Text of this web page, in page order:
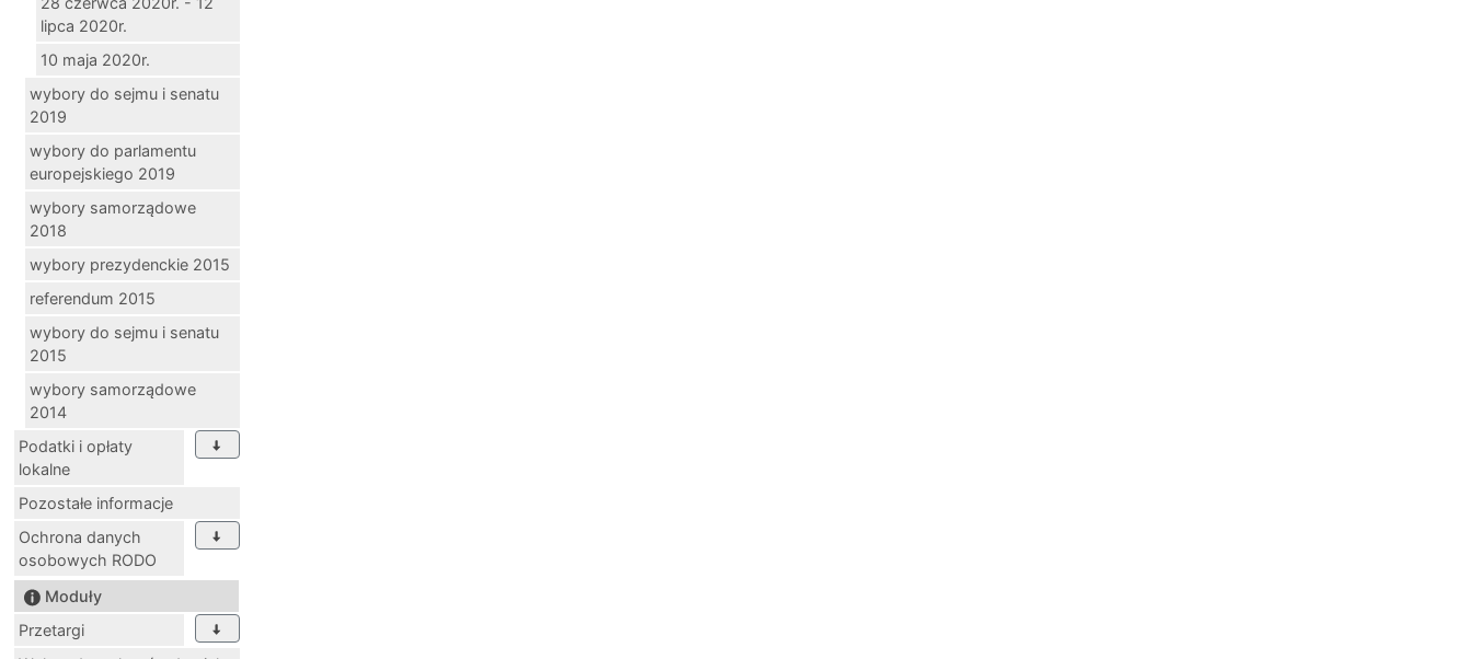
lipca 2020r.
10 maja 2020r.
wybory do sejmu i senatu
2019
wybory do parlamentu
europejskiego 2019
wybory samorządowe
2018
wybory prezydenckie 2015
referendum 2015
wybory do sejmu i senatu
2015
wybory samorządowe
2014
Podatki i opłaty
lokalne
Pozostałe informacje
Ochrona danych
osobowych RODO
Moduły
Przetargi